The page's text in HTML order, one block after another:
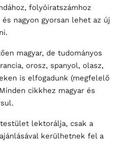
folyóiratszámhoz
nagyon gyorsan lehet az új
magyar, de tudományos
orosz, spanyol, olasz,
is elfogadunk (megfelelő
cikkhez magyar és
lektorálja, csak a
kerülhetnek fel a